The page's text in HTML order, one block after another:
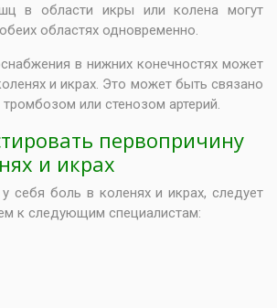
в области икры или колена могут
областях одновременно.
в нижних конечностях может
и икрах. Это может быть связано
или стенозом артерий.
первопричину
и икрах
себя боль в коленях и икрах, следует
к следующим специалистам: